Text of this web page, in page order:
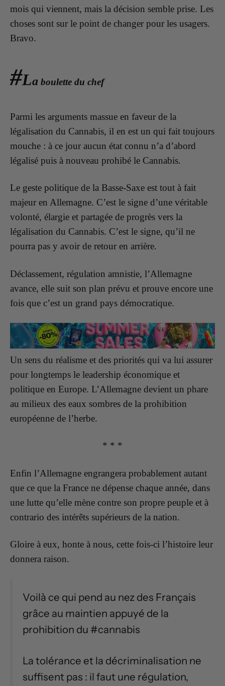
mois qui viennent, mais la décision semble prise. Les
choses sont sur le point de changer pour les usagers.
Bravo.
#La boulette du chef
Parmi les arguments massue en faveur de la
légalisation du Cannabis, il en est un qui fait toujours
mouche : à ce jour aucun état connu n’a d’abord
légalisé puis à nouveau prohibé le Cannabis.
Le geste politique de la Basse-Saxe est tout à fait
majeur en Allemagne. C’est le signe d’une véritable
volonté, élargie et partagée de progrès vers la
légalisation du Cannabis. C’est le signe, qu’il ne
pourra pas y avoir de retour en arrière.
Déclassement, régulation amnistie, l’Allemagne
avance, elle suit son plan prévu et prouve encore une
fois que c’est un grand pays démocratique.
Un sens du réalisme et des priorités qui va lui assurer
pour longtemps le leadership économique et
politique en Europe. L’Allemagne devient un phare
au milieux des eaux sombres de la prohibition
européenne de l’herbe.
* * *
Enfin l’Allemagne engrangera probablement autant
que ce que la France ne dépense chaque année, dans
une lutte qu’elle mène contre son propre peuple et à
contrario des intérêts supérieurs de la nation.
Gloire à eux, honte à nous, cette fois-ci l’histoire leur
donnera raison.
Voilà ce qui pend au nez des Français
grâce au maintien appuyé de la
prohibition du #cannabis
La tolérance et la décriminalisation ne
suffisent pas : il faut une régulation,